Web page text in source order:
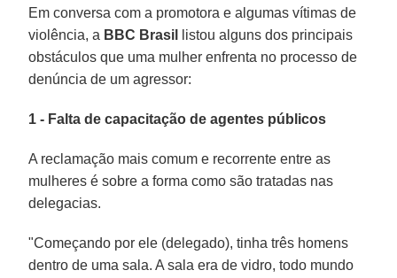
Em conversa com a promotora e algumas vítimas de
violência, a BBC Brasil
listou alguns dos principais
obstáculos que uma mulher enfrenta no processo de
denúncia de um agressor:
1 - Falta de capacitação de agentes públicos
A reclamação mais comum e recorrente entre as
mulheres é sobre a forma como são tratadas nas
delegacias.
"Começando por ele (delegado), tinha três homens
dentro de uma sala. A sala era de vidro, todo mundo